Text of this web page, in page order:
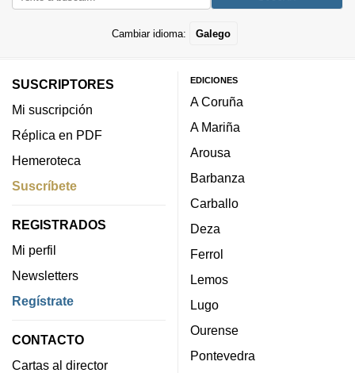
Cambiar idioma: Galego
SUSCRIPTORES
Mi suscripción
Réplica en PDF
Hemeroteca
Suscríbete
REGISTRADOS
Mi perfil
Newsletters
Regístrate
CONTACTO
Cartas al director
EDICIONES
A Coruña
A Mariña
Arousa
Barbanza
Carballo
Deza
Ferrol
Lemos
Lugo
Ourense
Pontevedra